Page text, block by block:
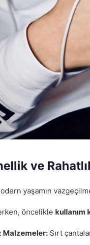
ve
yaşamın
öncelikle kullanım
Malzemeler: Sırt